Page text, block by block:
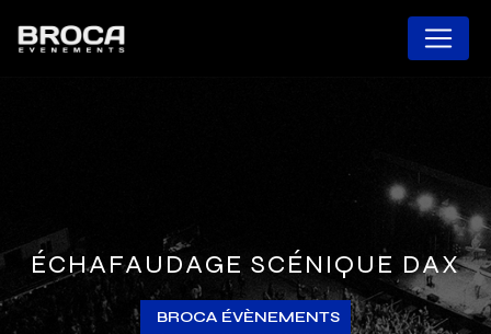
ÉCHAFAUDAGE SCÉNIQUE DAX
BROCA ÉVÈNEMENTS